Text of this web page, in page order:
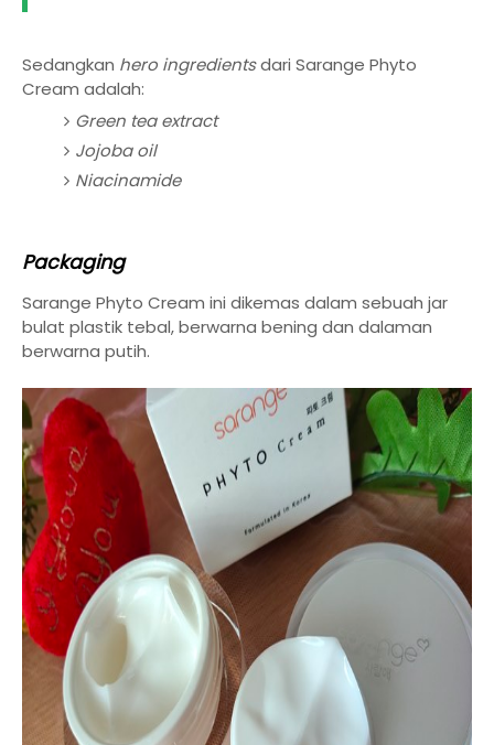
Sedangkan hero ingredientsdari Sarange Phyto
Cream adalah:
Green tea extract
Jojoba oil
Niacinamide
Packaging
Sarange Phyto Cream ini dikemas dalam sebuah jar
bulat plastik tebal, berwarna bening dan dalaman
berwarna putih.